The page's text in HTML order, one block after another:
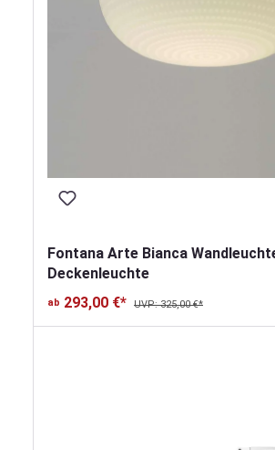
Fontana Arte Bianca
Deckenleuchte
ab 293,00 €* UVP: 325,00 €*